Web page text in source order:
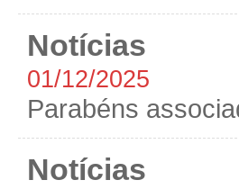
Notícias
01/12/2025
Parabéns
Notícias